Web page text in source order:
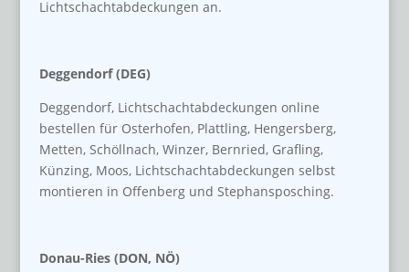
Lichtschachtabdeckungen an.
Deggendorf (DEG)
Deggendorf, Lichtschachtabdeckungen online
bestellen für Osterhofen, Plattling, Hengersberg,
Metten, Schöllnach, Winzer, Bernried, Grafling,
Künzing, Moos, Lichtschachtabdeckungen selbst
montieren in Offenberg und Stephansposching.
Donau-Ries (DON, NÖ)